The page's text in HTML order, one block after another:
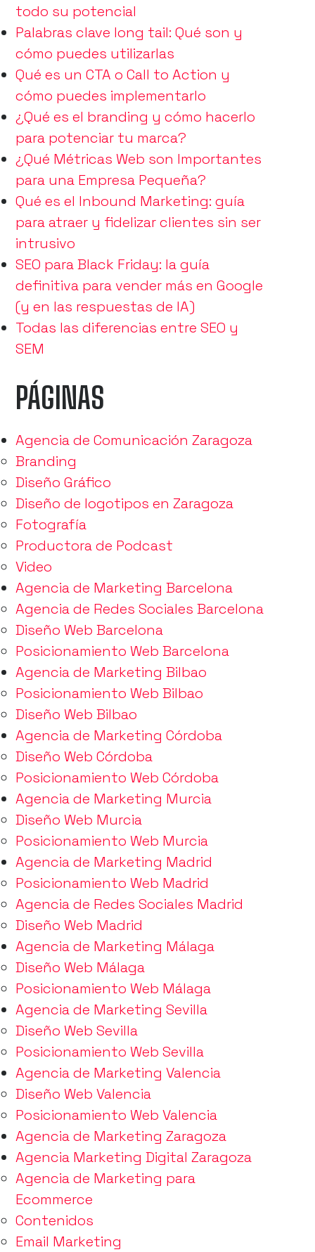
todo su potencial
Palabras clave long tail: Qué son y
cómo puedes utilizarlas
Qué es un CTA o Call to Action y
cómo puedes implementarlo
¿Qué es el branding y cómo hacerlo
para potenciar tu marca?
¿Qué Métricas Web son Importantes
para una Empresa Pequeña?
Qué es el Inbound Marketing: guía
para atraer y fidelizar clientes sin ser
intrusivo
SEO para Black Friday: la guía
definitiva para vender más en Google
(y en las respuestas de IA)
Todas las diferencias entre SEO y
SEM
PÁGINAS
Agencia de Comunicación Zaragoza
Branding
Diseño Gráfico
Diseño de logotipos en Zaragoza
Fotografía
Productora de Podcast
Video
Agencia de Marketing Barcelona
Agencia de Redes Sociales Barcelona
Diseño Web Barcelona
Posicionamiento Web Barcelona
Agencia de Marketing Bilbao
Posicionamiento Web Bilbao
Diseño Web Bilbao
Agencia de Marketing Córdoba
Diseño Web Córdoba
Posicionamiento Web Córdoba
Agencia de Marketing Murcia
Diseño Web Murcia
Posicionamiento Web Murcia
Agencia de Marketing Madrid
Posicionamiento Web Madrid
Agencia de Redes Sociales Madrid
Diseño Web Madrid
Agencia de Marketing Málaga
Diseño Web Málaga
Posicionamiento Web Málaga
Agencia de Marketing Sevilla
Diseño Web Sevilla
Posicionamiento Web Sevilla
Agencia de Marketing Valencia
Diseño Web Valencia
Posicionamiento Web Valencia
Agencia de Marketing Zaragoza
Agencia Marketing Digital Zaragoza
Agencia de Marketing para
Ecommerce
Contenidos
Email Marketing